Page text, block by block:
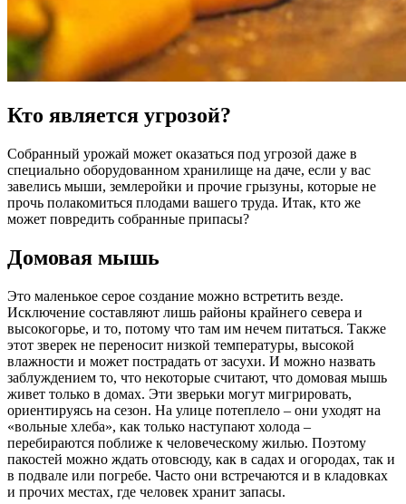
Кто является угрозой?
Собранный урожай может оказаться под угрозой даже в
специально оборудованном хранилище на даче, если у вас
завелись мыши, землеройки и прочие грызуны, которые не
прочь полакомиться плодами вашего труда. Итак, кто же
может повредить собранные припасы?
Домовая мышь
Это маленькое серое создание можно встретить везде.
Исключение составляют лишь районы крайнего севера и
высокогорье, и то, потому что там им нечем питаться. Также
этот зверек не переносит низкой температуры, высокой
влажности и может пострадать от засухи. И можно назвать
заблуждением то, что некоторые считают, что домовая мышь
живет только в домах. Эти зверьки могут мигрировать,
ориентируясь на сезон. На улице потеплело – они уходят на
«вольные хлеба», как только наступают холода –
перебираются поближе к человеческому жилью. Поэтому
пакостей можно ждать отовсюду, как в садах и огородах, так и
в подвале или погребе. Часто они встречаются и в кладовках
и прочих местах, где человек хранит запасы.